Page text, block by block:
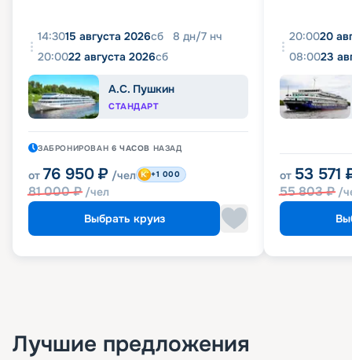
14:3015 августа 2026сб 8 дн/7 нч
20:0022 августа 2026сб
А.С. Пушкин
СТАНДАРТ
ЗАБРОНИРОВАН 6 ЧАСОВ НАЗАД
от 76 950 ₽ /чел
81 000₽ /чел
+1 000
Выбрать круиз
20:0020
08:0023
от 53 571
55 803₽ /
Лучшие предложения